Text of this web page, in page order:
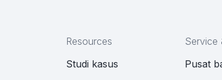
Resources
Studi kasus
Service
Pusat